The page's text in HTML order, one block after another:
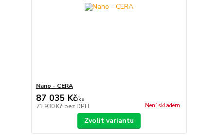
Nano - CERA
87 035 Kč/ks
71 930 Kč bez DPH Není skladem
Zvolit variantu